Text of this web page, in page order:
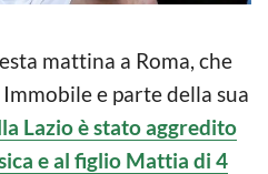
mattina a Roma, che
e parte della sua
Lazio è stato aggredito
e al figlio Mattia di 4